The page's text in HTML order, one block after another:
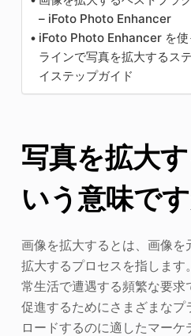
– iFoto Photo Enhancer
iFoto Photo Enhancer を使
ラインで写真を拡大するス
イステップガイド
写真を拡大
いう意味で
画像を拡大するとは、画像を
拡大するプロセスを指します
常生活で遭遇する頻繁な要求
促進するためにさまざまな
ロードするのに適したマー